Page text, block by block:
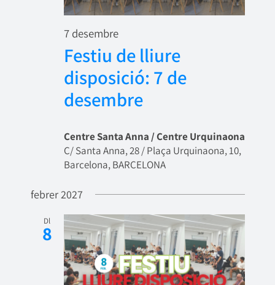
7 desembre
Festiu de lliure
disposició: 7 de
desembre
Centre Santa Anna / Centre Urquinaona
C/ Santa Anna, 28 / Plaça Urquinaona, 10,
Barcelona, BARCELONA
febrer 2027
Dl
8